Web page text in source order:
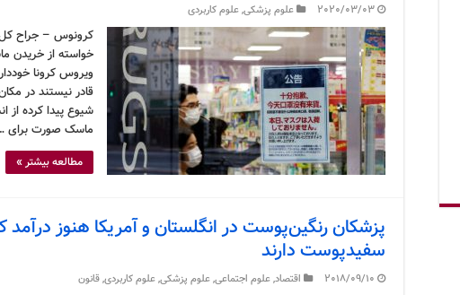
2020/03/03 علوم پزشکی,علوم کاربردی
کرونوس – جراح کل
خواسته از خریدن
ویروس کرونا
قادر نیستند در
شیوع پیدا کرده از
ماسک صورت برای
مطالعه بیشتر »
پزشکان رنگین‌پوست در انگلستان و آمریکا هنوز درآمد
سفیدپوست دارند
2018/09/10 اقتصاد,علوم اجتماعی,علوم پزشکی,علوم کاربردی,قانون